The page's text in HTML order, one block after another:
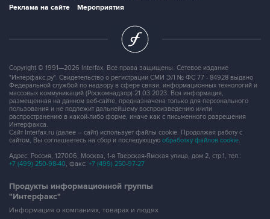
Реклама на сайте
Мероприятия
Copyright © 1991—2026 Interfax. Все права защищены. Сетевое издание
"Интерфакс.ру". Свидетельство о регистрации СМИ ЭЛ № ФС 77 - 84928 выдано
Федеральной службой по надзору в сфере связи, информационных технологий и
массовых коммуникаций (Роскомнадзор) 21.03.2023. Вся информация,
размещенная на данном веб-сайте, предназначена только для персонального
пользования и не подлежит дальнейшему воспроизведению и/или
распространению в какой-либо форме, иначе как с письменного разрешения
Интерфакса.
Сайт Interfax.ru (далее – сайт) использует файлы cookie. Продолжая работу с
сайтом, Вы соглашаетесь на сбор и последующую обработку файлов cookie.
Адрес: Россия, 127006, Москва, 1-я Тверская-Ямская улица, дом 2, стр.1, тел.:
+7 (499) 250-98-40, факс: +7 (499) 250-97-27
Продукты информационной группы
"Интерфакс"
Информация о компаниях, товарах и людях